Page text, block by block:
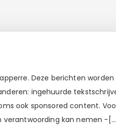
Deze berichten
ingehuurde
ook sponsored content.
kan nemen -